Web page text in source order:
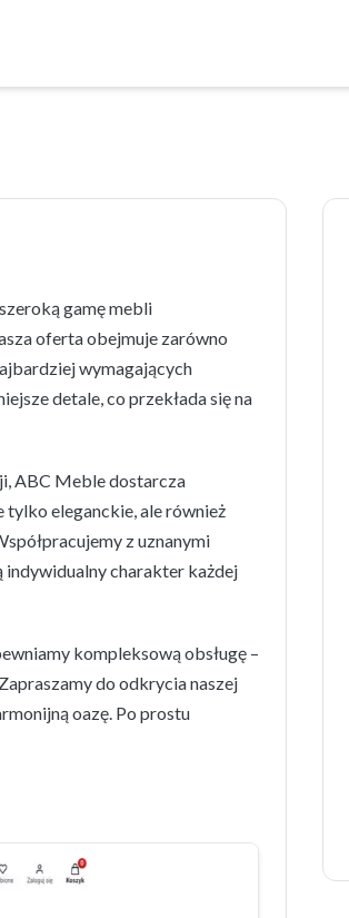
gamę mebli
oferta obejmuje zarówno
wymagających
detale, co przekłada się na
ABC Meble dostarcza
tylko eleganckie, ale również
z uznanymi
charakter każdej
kompleksową obsługę –
do odkrycia naszej
oazę. Po prostu